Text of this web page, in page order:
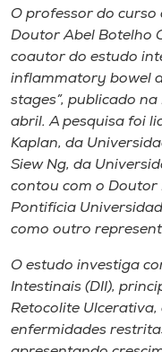
Editora
Rádio
Museu
Unoesc
Store
Selecione
o idioma
O professor do curso
Doutor Abel Botelho
coautor do estudo
inflammatory bowel
stages”, publicado
abril. A pesquisa foi
Kaplan, da
Siew Ng, da
contou com o Doutor
Pontifícia
como outro
O estudo investiga
Intestinais (DII),
Retocolite
enfermidades